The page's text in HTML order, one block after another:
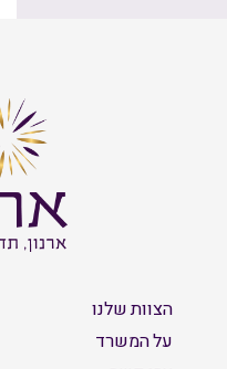
הצוות שלנו
על המשרד